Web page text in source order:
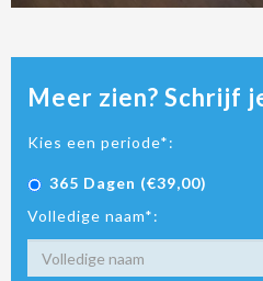
Meer zien? Schrijf
Kies een periode*:
365 Dagen (€39,00)
Volledige naam*: